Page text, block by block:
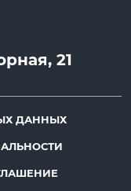
21
ДАННЫХ